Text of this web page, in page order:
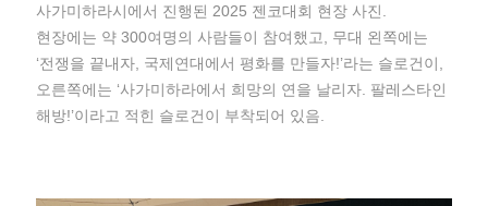
사가미하라시에서 진행된 2025 젠코대회 현장 사진.
현장에는 약 300여명의 사람들이 참여했고, 무대 왼쪽에는
‘전쟁을 끝내자, 국제연대에서 평화를 만들자!’라는 슬로건이,
오른쪽에는 ‘사가미하라에서 희망의 연을 날리자. 팔레스타인
해방!’이라고 적힌 슬로건이 부착되어 있음.